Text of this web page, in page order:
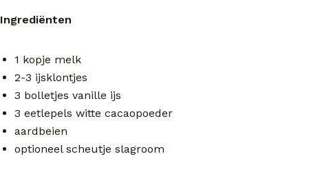
Ingrediënten
1 kopje melk
2-3 ijsklontjes
3 bolletjes vanille ijs
3 eetlepels witte cacaopoeder
aardbeien
optioneel scheutje slagroom